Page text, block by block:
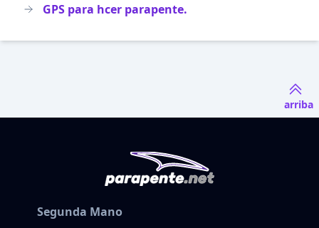
GPS para hcer parapente.
arriba
Segunda Mano